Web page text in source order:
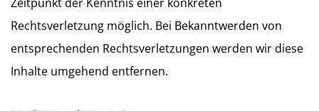
Rechtsverletzung möglich. Bei Bekanntwerden von
entsprechenden Rechtsverletzungen werden wir diese
Inhalte umgehend entfernen.